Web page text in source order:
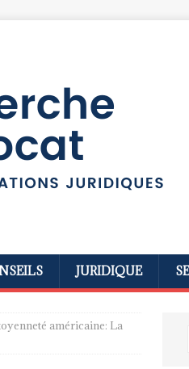
JURIDIQUE
américaine: La